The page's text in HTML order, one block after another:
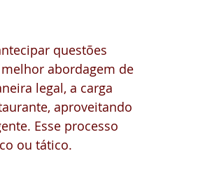
questões
abordagem de
legal, a carga
aproveitando
Esse processo
ou tático.